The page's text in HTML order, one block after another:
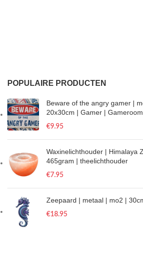
POPULAIRE PRODUCTEN
Beware of the angry gamer |
20x30cm | Gamer | Gameroom
€9.95
Waxinelichthouder | Himalaya
465gram | theelichthouder
€7.95
Zeepaard | metaal | mo2 |
€18.95